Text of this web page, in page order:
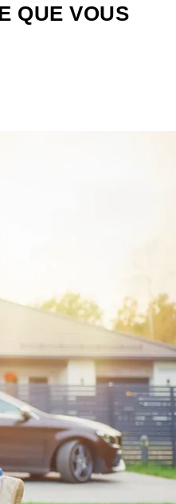
QUE VOUS